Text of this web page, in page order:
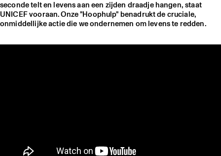
seconde telt en levens aan een zijden draadje hangen, staat
UNICEF vooraan. Onze "Hoophulp" benadrukt de cruciale,
onmiddellijke actie die we ondernemen om levens te redden.